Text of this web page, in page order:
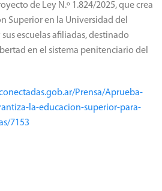
de Ley N.º 1.824/2025, que crea
Superior en la Universidad del
escuelas afiliadas, destinado
en el sistema penitenciario del
Prensa/Aprueba-
la-educacion-superior-para-
7153